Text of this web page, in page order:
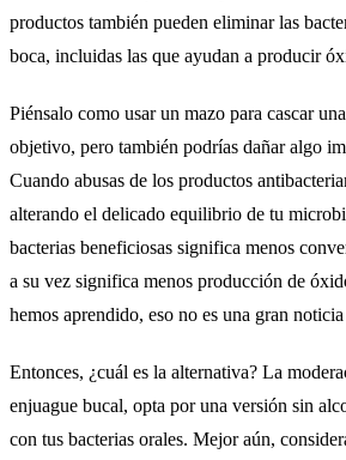
productos también pueden eliminar las
boca, incluidas las que ayudan a producir
Piénsalo como usar un mazo para cascar
objetivo, pero también podrías dañar algo
Cuando abusas de los productos
alterando el delicado equilibrio de tu
bacterias beneficiosas significa menos
a su vez significa menos producción de
hemos aprendido, eso no es una gran
Entonces, ¿cuál es la alternativa? La
enjuague bucal, opta por una versión sin
con tus bacterias orales. Mejor aún,